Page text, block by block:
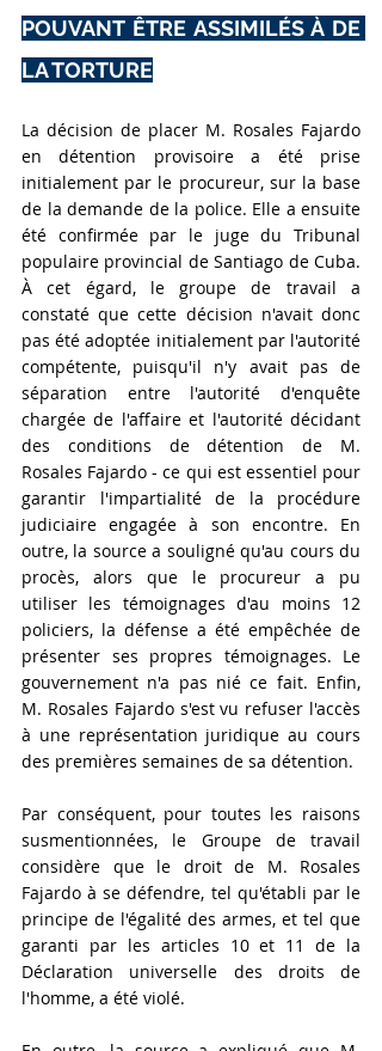
POUVANT ÊTRE ASSIMILÉS À DE
LA TORTURE
La décision de placer M. Rosales Fajardo
en détention provisoire a été prise
initialement par le procureur, sur la base
de la demande de la police. Elle a ensuite
été confirmée par le juge du Tribunal
populaire provincial de Santiago de Cuba.
À cet égard, le groupe de travail a
constaté que cette décision n'avait donc
pas été adoptée initialement par l'autorité
compétente, puisqu'il n'y avait pas de
séparation entre l'autorité d'enquête
chargée de l'affaire et l'autorité décidant
des conditions de détention de M.
Rosales Fajardo - ce qui est essentiel pour
garantir l'impartialité de la procédure
judiciaire engagée à son encontre. En
outre, la source a souligné qu'au cours du
procès, alors que le procureur a pu
utiliser les témoignages d'au moins 12
policiers, la défense a été empêchée de
présenter ses propres témoignages. Le
gouvernement n'a pas nié ce fait. Enfin,
M. Rosales Fajardo s'est vu refuser l'accès
à une représentation juridique au cours
des premières semaines de sa détention.
Par conséquent, pour toutes les raisons
susmentionnées, le Groupe de travail
considère que le droit de M. Rosales
Fajardo à se défendre, tel qu'établi par le
principe de l'égalité des armes, et tel que
garanti par les articles 10 et 11 de la
Déclaration universelle des droits de
l'homme, a été violé.